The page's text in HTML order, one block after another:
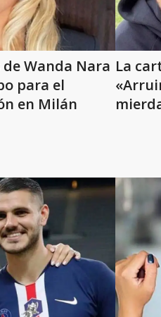
Wanda Nara
para el
en Milán
La